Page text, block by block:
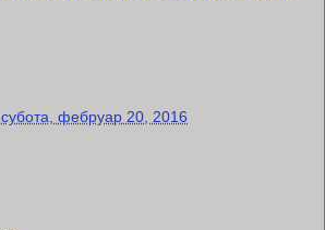
субота, фебруар 20, 2016